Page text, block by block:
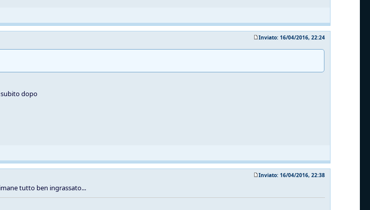
Inviato: 16/04/2016, 22:24
dopo
Inviato: 16/04/2016, 22:38
tutto ben ingrassato...